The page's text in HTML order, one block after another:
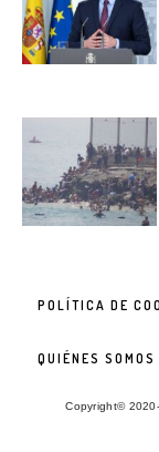
POLÍTICA DE
QUIÉNES SOMOS
Copyright©